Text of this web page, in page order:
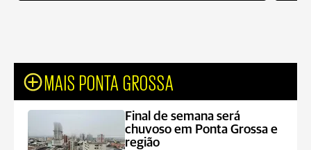
MAIS PONTA GROSSA
Final de semana será
chuvoso em Ponta Grossa e
região